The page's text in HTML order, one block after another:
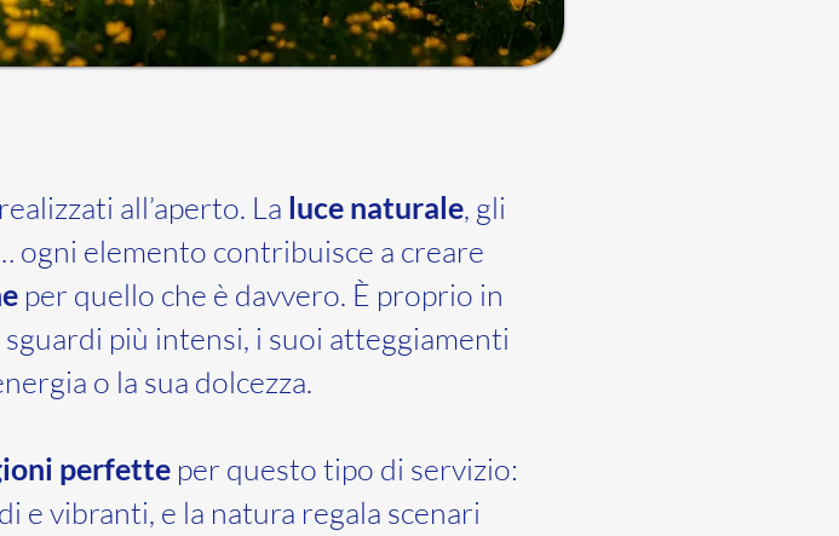
all’aperto. La luce naturale, gli
ogni elemento contribuisce a creare
per quello che è davvero. È proprio in
più intensi, i suoi atteggiamenti
o la sua dolcezza.
perfetteper questo tipo di servizio:
e vibranti, e la natura regala scenari